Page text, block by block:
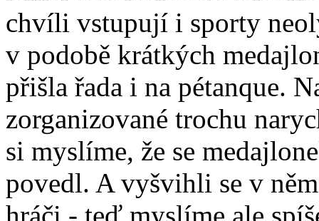
chvíli vstupují i sporty
v podobě krátkých
přišla řada i na pétanque.
zorganizované trochu
si myslíme, že se
povedl. A vyšvihli se v
hráči - teď myslíme ale